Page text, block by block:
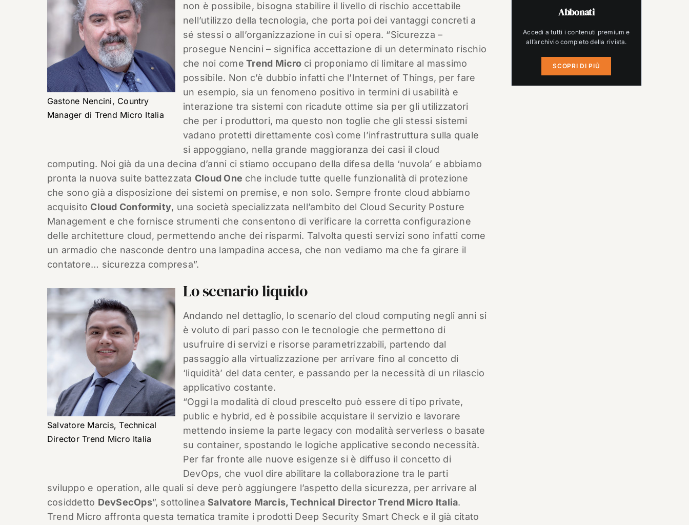
Gastone Nencini, Country
Manager di Trend Micro Italia
non è possibile, bisogna stabilire il livello di rischio accettabile
nell’utilizzo della tecnologia, che porta poi dei vantaggi concreti a
sé stessi o all’organizzazione in cui si opera. “Sicurezza –
prosegue Nencini – significa accettazione di un determinato rischio
che noi come Trend Micro ci proponiamo di limitare al massimo
possibile. Non c’è dubbio infatti che l’Internet of Things, per fare
un esempio, sia un fenomeno positivo in termini di usabilità e
interazione tra sistemi con ricadute ottime sia per gli utilizzatori
che per i produttori, ma questo non toglie che gli stessi sistemi
vadano protetti direttamente così come l’infrastruttura sulla quale
si appoggiano, nella grande maggioranza dei casi il cloud
computing. Noi già da una decina d’anni ci stiamo occupano della difesa della ‘nuvola’ e abbiamo
pronta la nuova suite battezzata Cloud One che include tutte quelle funzionalità di protezione
che sono già a disposizione dei sistemi on premise, e non solo. Sempre fronte cloud abbiamo
acquisito Cloud Conformity, una società specializzata nell’ambito del Cloud Security Posture
Management e che fornisce strumenti che consentono di verificare la corretta configurazione
delle architetture cloud, permettendo anche dei risparmi. Talvolta questi servizi sono infatti come
un armadio che nasconde dentro una lampadina accesa, che non vediamo ma che fa girare il
contatore… sicurezza compresa”.
Salvatore Marcis, Technical
Director Trend Micro Italia
Lo scenario liquido
Andando nel dettaglio, lo scenario del cloud computing negli anni si
è voluto di pari passo con le tecnologie che permettono di
usufruire di servizi e risorse parametrizzabili, partendo dal
passaggio alla virtualizzazione per arrivare fino al concetto di
‘liquidità’ del data center, e passando per la necessità di un rilascio
applicativo costante.
“Oggi la modalità di cloud prescelto può essere di tipo private,
public e hybrid, ed è possibile acquistare il servizio e lavorare
mettendo insieme la parte legacy con modalità serverless o basate
su container, spostando le logiche applicative secondo necessità.
Per far fronte alle nuove esigenze si è diffuso il concetto di
DevOps, che vuol dire abilitare la collaborazione tra le parti
sviluppo e operation, alle quali si deve però aggiungere l’aspetto della sicurezza, per arrivare al
cosiddetto DevSecOps”, sottolineaSalvatore Marcis, Technical Director Trend Micro Italia.
Trend Micro affronta questa tematica tramite i prodotti Deep Security Smart Check e il già citato
Abbonati
Accedi a tutti i contenuti premium e
all’archivio completo della rivista.
SCOPRI DI PIÙ